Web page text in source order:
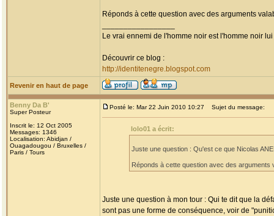
Réponds à cette question avec des arguments
Le vrai ennemi de l'homme noir est l'homme noir
Découvrir ce blog :
http://identitenegre.blogspot.com
Revenir en haut de page
Benny Da B'
Super Posteur
Inscrit le: 12 Oct 2005
Messages: 1346
Localisation: Abidjan /
Ouagadougou / Bruxelles /
Paris / Tours
Posté le: Mar 22 Juin 2010 10:27 Sujet du message:
lolo01 a écrit:
Juste une question : Qu'est ce que Nicolas
Réponds à cette question avec des arguments
Juste une question à mon tour : Qui te dit que la
sont pas une forme de conséquence, voir de